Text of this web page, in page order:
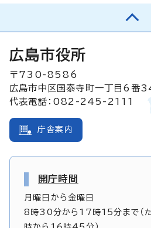
広島市役所
〒730-8586
広島市中区国泰寺町一丁目6番
代表電話：082-245-2111
庁舎案内
開庁時間
月曜日から金曜日
8時30分から17時15分まで（